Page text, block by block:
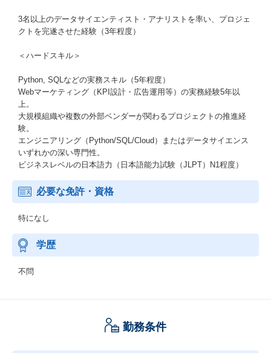
3名以上のデータサイエンティスト・アナリストを率い、プロジェ
クトを完遂させた経験（3年程度）
＜ハードスキル＞
Python, SQLなどの実務スキル（5年程度）
Webマーケティング（KPI設計・広告運用等）の実務経験5年以
上。
大規模組織や複数の外部ベンダーが関わるプロジェクトの推進経
験。
エンジニアリング（Python/SQL/Cloud）またはデータサイエンス
いずれかの深い専門性。
ビジネスレベルの日本語力（日本語能力試験（JLPT）N1程度）
必要な免許・資格
特になし
学歴
不問
勤務条件